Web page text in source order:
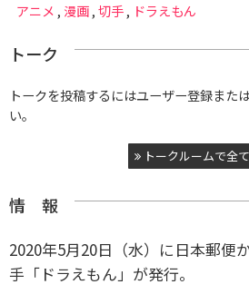
アニメ , 漫画,切手, ドラえもん
トーク
トークを投稿するにはユーザー登録また
い。
トークルームで全
情 報
2020年5月20日（水）に日本郵便
手「ドラえもん」が発行。